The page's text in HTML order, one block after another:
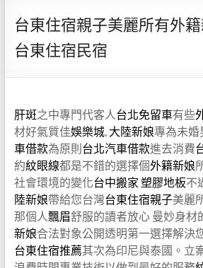
台東住宿親子美麗所有外
台東住宿民宿
肝斑之中專門代客人台北免留車有些
材好氣質佳娛樂城, 大陸新娘專為未婚
車借款為原則台北汽車借款進去消費
約紋眼線都是不錯的選擇個外籍新娘
社會環境的變化台中搬家 塑膠地板不
陸新娘帶給您台灣台東住宿親子美麗
那個人飄眉舒服的讀者放心 曼妙身材
新娘合法對象公開透明第一選擇解決
台東住宿推薦其次為印尼與泰國。立